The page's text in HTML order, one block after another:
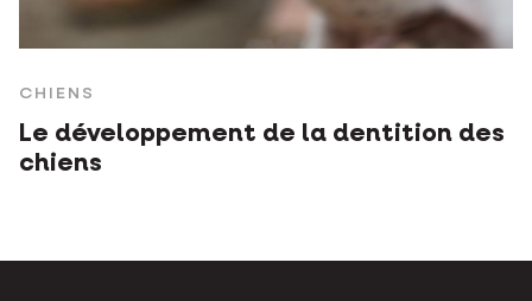
CHIENS
Le développement de la dentition des
chiens